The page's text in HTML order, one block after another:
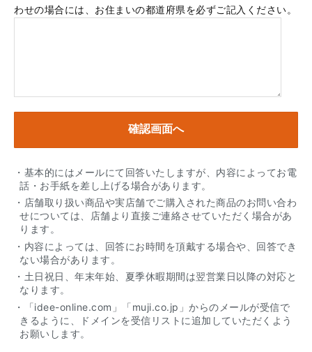
わせの場合には、お住まいの都道府県を必ずご記入ください。
・基本的にはメールにて回答いたしますが、内容によってお電
話・お手紙を差し上げる場合があります。
・店舗取り扱い商品や実店舗でご購入された商品のお問い合わ
せについては、店舗より直接ご連絡させていただく場合があ
ります。
・内容によっては、回答にお時間を頂戴する場合や、回答でき
ない場合があります。
・土日祝日、年末年始、夏季休暇期間は翌営業日以降の対応と
なります。
・「idee-online.com」「muji.co.jp」からのメールが受信で
きるように、ドメインを受信リストに追加していただくよう
お願いします。